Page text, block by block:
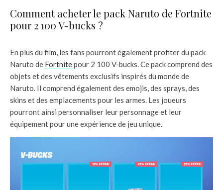
Comment acheter le pack Naruto de Fortnite
pour 2 100 V-bucks ?
En plus du film, les fans pourront également profiter du pack
Naruto de Fortnitepour 2 100 V-bucks. Ce pack comprend des
objets et des vêtements exclusifs inspirés du monde de
Naruto. Il comprend également des emojis, des sprays, des
skins et des emplacements pour les armes. Les joueurs
pourront ainsi personnaliser leur personnage et leur
équipement pour une expérience de jeu unique.